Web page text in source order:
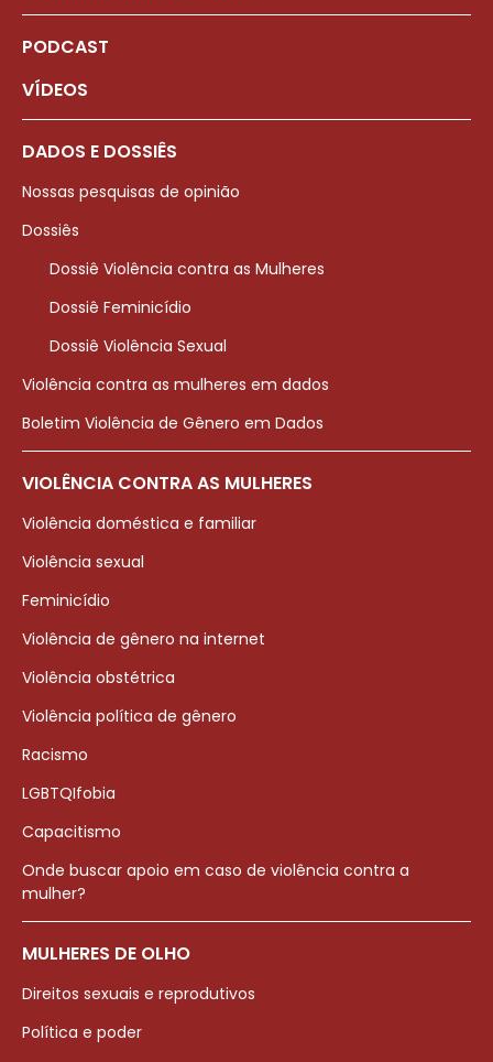
PODCAST
VÍDEOS
DADOS E DOSSIÊS
Nossas pesquisas de opinião
Dossiês
Dossiê Violência contra as Mulheres
Dossiê Feminicídio
Dossiê Violência Sexual
Violência contra as mulheres em dados
Boletim Violência de Gênero em Dados
VIOLÊNCIA CONTRA AS MULHERES
Violência doméstica e familiar
Violência sexual
Feminicídio
Violência de gênero na internet
Violência obstétrica
Violência política de gênero
Racismo
LGBTQIfobia
Capacitismo
Onde buscar apoio em caso de violência contra a
mulher?
MULHERES DE OLHO
Direitos sexuais e reprodutivos
Política e poder